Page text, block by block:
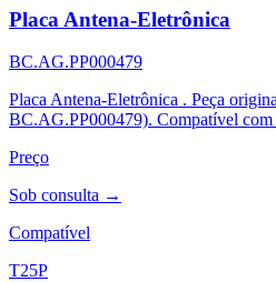
Placa Antena-Eletrônica
BC.AG.PP000479
Placa Antena-Eletrônica . Peça
BC.AG.PP000479). Compatível com
Preço
Sob consulta →
Compatível
T25P